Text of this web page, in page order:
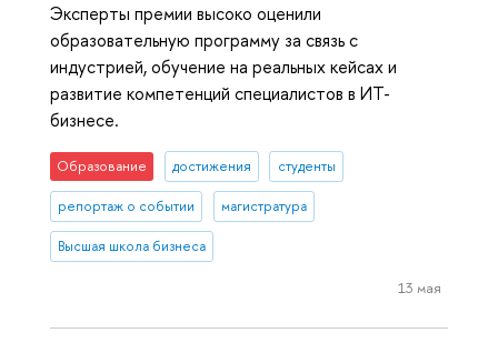
Эксперты премии высоко оценили
образовательную программу за связь с
индустрией, обучение на реальных кейсах и
развитие компетенций специалистов в ИТ-
бизнесе.
Образование достижения студенты
репортаж о событии магистратура
Высшая школа бизнеса
13 мая